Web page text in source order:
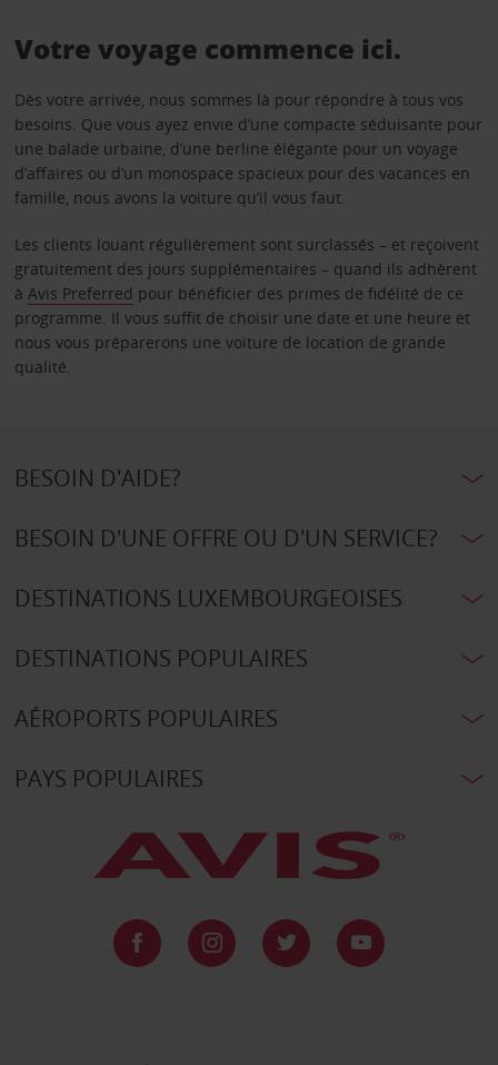
Votre voyage commence ici.
Dès votre arrivée, nous sommes là pour répondre à tous vos
besoins. Que vous ayez envie d’une compacte séduisante pour
une balade urbaine, d’une berline élégante pour un voyage
d’affaires ou d’un monospace spacieux pour des vacances en
famille, nous avons la voiture qu’il vous faut.
Les clients louant régulièrement sont surclassés – et reçoivent
gratuitement des jours supplémentaires – quand ils adhèrent
à Avis Preferred pour bénéficier des primes de fidélité de ce
programme. Il vous suffit de choisir une date et une heure et
nous vous préparerons une voiture de location de grande
qualité.
BESOIN D'AIDE?
BESOIN D'UNE OFFRE OU D'UN SERVICE?
DESTINATIONS LUXEMBOURGEOISES
DESTINATIONS POPULAIRES
AÉROPORTS POPULAIRES
PAYS POPULAIRES